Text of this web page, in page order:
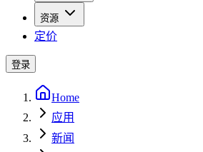
资源
定价
登录
Home
应用
新闻